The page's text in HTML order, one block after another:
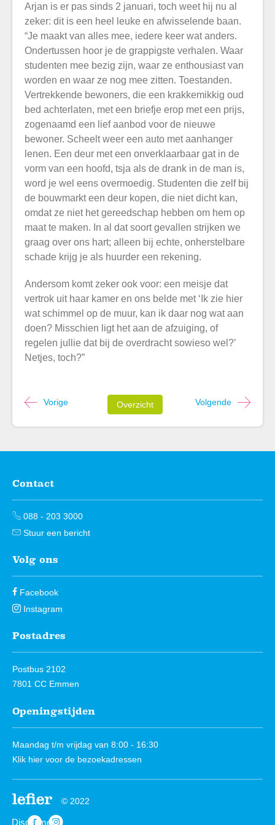
Arjan is er pas sinds 2 januari, toch weet hij nu al
zeker: dit is een heel leuke en afwisselende baan.
“Je maakt van alles mee, iedere keer wat anders.
Ondertussen hoor je de grappigste verhalen. Waar
studenten mee bezig zijn, waar ze enthousiast van
worden en waar ze nog mee zitten. Toestanden.
Vertrekkende bewoners, die een krakkemikkig oud
bed achterlaten, met een briefje erop met een prijs,
zogenaamd een lief aanbod voor de nieuwe
bewoner. Scheelt weer een auto met aanhanger
lenen. Een deur met een onverklaarbaar gat in de
vorm van een hoofd, tsja als de drank in de man is,
word je wel eens overmoedig. Studenten die zelf bij
de bouwmarkt een deur kopen, die niet dicht kan,
omdat ze niet het gereedschap hebben om hem op
maat te maken. In al dat soort gevallen strijken we
graag over ons hart; alleen bij echte, onherstelbare
schade krijg je als huurder een rekening.
Andersom komt zeker ook voor: een meisje dat
vertrok uit haar kamer en ons belde met ‘Ik zie hier
wat schimmel op de muur, kan ik daar nog wat aan
doen? Misschien ligt het aan de afzuiging, of
regelen jullie dat bij de overdracht sowieso wel?’
Netjes, toch?”
Volgende
Overzicht
Vorige
Contactinformatie
Contact
088 - 203 3000
Stuur een bericht
Volg ons
Facebook
Instagram
Postadres
Postbus 2102
7801 CC Emmen
Openingstijden
Maandag t/m vrijdag van 8:00 - 16:30
Klik hier voor de bezoekadressen
© 2022
Disclaimer
https://www.facebook.com/Lefierwonen
https://www.instagram.com/lefierwonen